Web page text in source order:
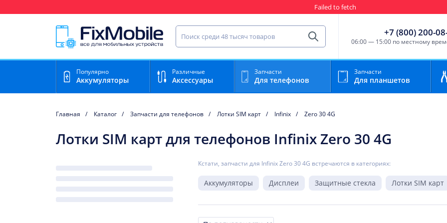
Failed to fetch
Найти запчасть для мобильного устройства
Найти
+7 (800) 200-
06:00 — 15:00 по местному
Популярно
Аккумуляторы
Различные
Аксессуары
Запчасти
Для телефонов
Запчасти
Для планшетов
Главная Каталог Запчасти для телефонов Лотки SIM карт Infinix Zero 30 4G
Лотки SIM карт для телефонов Infinix Zero 30 4G
Кстати, запчасти для Infinix Zero 30 4G встречаются в категориях:
Аккумуляторы Дисплеи Защитные стекла Лотки SIM карт